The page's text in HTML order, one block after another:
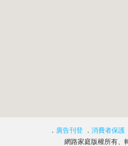
． 廣告刊登 ． 消費者保護
網路家庭版權所有、